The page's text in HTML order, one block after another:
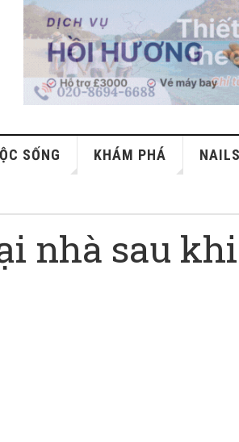
SỐNG KHÁM PHÁ NAILS
nhà sau khi